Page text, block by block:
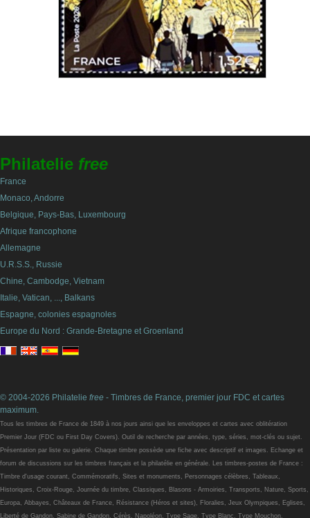
Philatelie free
France
Monaco, Andorre
Belgique, Pays-Bas, Luxembourg
Afrique francophone
Allemagne
U.R.S.S., Russie
Chine, Cambodge, Vietnam
Italie, Vatican, ..., Balkans
Espagne, colonies espagnoles
Europe du Nord : Grande-Bretagne et Groenland
© 2004-2026 Philatelie free - Timbres de France, premier jour FDC et cartes
maximum.
Tous les timbres de France de 1849 à nos jours ainsi que les enveloppes et cartes avec oblitération
Premier Jour (FDC ou First Day Covers). Outil de recherche par années, type, séries, mot-clés ou sujet.
Présentation par liste ou galerie. Chaque timbre possède une fiche avec descriptif et images. Echange et
forum de discussions sur les timbres français et la philatélie en générale. Les timbres-postes de France :
Timbre d'usage courant, Commémoratifs, Sites et monuments, Personnages célèbres, Tableaux,
Historiques, Croix-Rouge, Journée du timbre, Classiques, Blasons - Armoiries, Transports, Nature, Sports,
Europa, Abbayes, Châteaux de France, Résistance (Héros et sites), Floralies, Jeux Olympiques, Eglises,
Liberté de Gandon, Sabine de Gandon, Cérès, Napoléon, Type Sage, Type Blanc, Type Mouchon,